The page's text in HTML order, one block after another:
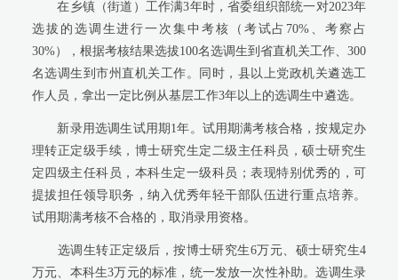
在乡镇（街道）工作满3年时，省委组织部统一对2023年
选拔的选调生进行一次集中考核（考试占70%、考察占
30%），根据考核结果选拔100名选调生到省直机关工作、300
名选调生到市州直机关工作。同时，县以上党政机关遴选工
作人员，拿出一定比例从基层工作3年以上的选调生中遴选。
新录用选调生试用期1年。试用期满考核合格，按规定办
理转正定级手续，博士研究生定二级主任科员，硕士研究生
定四级主任科员，本科生定一级科员；表现特别优秀的，可
提拔担任领导职务，纳入优秀年轻干部队伍进行重点培养。
试用期满考核不合格的，取消录用资格。
选调生转正定级后，按博士研究生6万元、硕士研究生4
万元、本科生3万元的标准，统一发放一次性补助。选调生录